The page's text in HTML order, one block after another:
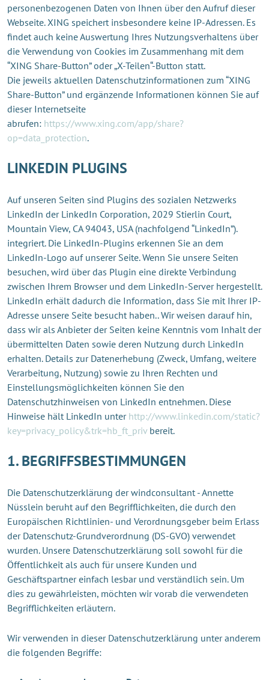
personenbezogenen Daten von Ihnen über den Aufruf dieser
Webseite. XING speichert insbesondere keine IP-Adressen. Es
findet auch keine Auswertung Ihres Nutzungsverhaltens über
die Verwendung von Cookies im Zusammenhang mit dem
“XING Share-Button” oder „X-Teilen“-Button statt.
Die jeweils aktuellen Datenschutzinformationen zum “XING
Share-Button” und ergänzende Informationen können Sie auf
dieser Internetseite
abrufen: https://www.xing.com/app/share?
op=data_protection.
LINKEDIN PLUGINS
Auf unseren Seiten sind Plugins des sozialen Netzwerks
LinkedIn der LinkedIn Corporation, 2029 Stierlin Court,
Mountain View, CA 94043, USA (nachfolgend “LinkedIn”).
integriert. Die LinkedIn-Plugins erkennen Sie an dem
LinkedIn-Logo auf unserer Seite. Wenn Sie unsere Seiten
besuchen, wird über das Plugin eine direkte Verbindung
zwischen Ihrem Browser und dem LinkedIn-Server hergestellt.
LinkedIn erhält dadurch die Information, dass Sie mit Ihrer IP-
Adresse unsere Seite besucht haben.. Wir weisen darauf hin,
dass wir als Anbieter der Seiten keine Kenntnis vom Inhalt der
übermittelten Daten sowie deren Nutzung durch LinkedIn
erhalten. Details zur Datenerhebung (Zweck, Umfang, weitere
Verarbeitung, Nutzung) sowie zu Ihren Rechten und
Einstellungsmöglichkeiten können Sie den
Datenschutzhinweisen von LinkedIn entnehmen. Diese
Hinweise hält LinkedIn unter http://www.linkedin.com/static?
key=privacy_policy&trk=hb_ft_privbereit.
1. BEGRIFFSBESTIMMUNGEN
Die Datenschutzerklärung der windconsultant - Annette
Nüsslein beruht auf den Begrifflichkeiten, die durch den
Europäischen Richtlinien- und Verordnungsgeber beim Erlass
der Datenschutz-Grundverordnung (DS-GVO) verwendet
wurden. Unsere Datenschutzerklärung soll sowohl für die
Öffentlichkeit als auch für unsere Kunden und
Geschäftspartner einfach lesbar und verständlich sein. Um
dies zu gewährleisten, möchten wir vorab die verwendeten
Begrifflichkeiten erläutern.
Wir verwenden in dieser Datenschutzerklärung unter anderem
die folgenden Begriffe: